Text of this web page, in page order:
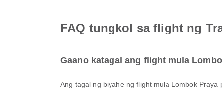
FAQ tungkol sa flight ng
Gaano katagal ang flight mula
Ang tagal ng biyahe ng flight mula Lombok